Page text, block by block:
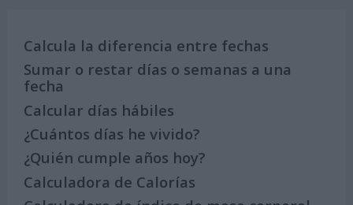
Calcula la diferencia entre fechas
Sumar o restar días o semanas a una
fecha
Calcular días hábiles
¿Cuántos días he vivido?
¿Quién cumple años hoy?
Calculadora de Calorías